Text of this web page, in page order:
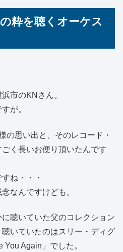
粋を聴くオーケス
市のKNさん。
が。
の思い出と、そのレコード・
く長いお便り頂いたんです
ね・・・
なんですけども。
に聴いていた父のコレクション
いていたのはスリー・ディグ
You Again」でした。